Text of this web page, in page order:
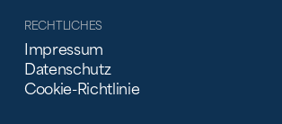
RECHTLICHES
Impressum
Datenschutz
Cookie-Richtlinie